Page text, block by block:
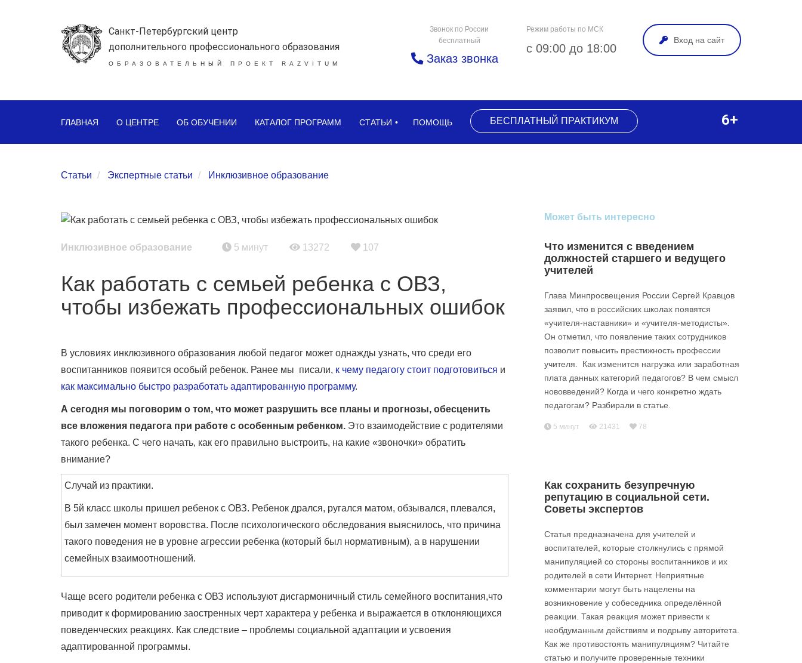
Санкт-Петербургский центр
дополнительного профессионального образования
ОБРАЗОВАТЕЛЬНЫЙ ПРОЕКТ RAZVITUM
Звонок по России
бесплатный
Заказ звонка
Режим работы по МСК
с 09:00 до 18:00
Вход на сайт
ГЛАВНАЯ О ЦЕНТРЕ ОБ ОБУЧЕНИИ КАТАЛОГ ПРОГРАММ СТАТЬИ ПОМОЩЬ БЕСПЛАТНЫЙ ПРАКТИКУМ 6+
Статьи Экспертные статьи Инклюзивное образование
Инклюзивное образование 5 минут 13272 107
Как работать с семьей ребенка с ОВЗ,
чтобы избежать профессиональных ошибок
В условиях инклюзивного образования любой педагог может однажды узнать, что среди его
воспитанников появится особый ребенок. Ранее мы писали, к чему педагогу стоит подготовиться и
как максимально быстро разработать адаптированную программу.
А сегодня мы поговорим о том, что может разрушить все планы и прогнозы, обесценить
все вложения педагога при работе с особенным ребенком. Это взаимодействие с родителями
такого ребенка. С чего начать, как его правильно выстроить, на какие «звоночки» обратить
внимание?
Случай из практики.
В 5й класс школы пришел ребенок с ОВЗ. Ребенок дрался, ругался матом, обзывался, плевался,
был замечен момент воровства. После психологического обследования выяснилось, что причина
такого поведения не в уровне агрессии ребенка (который был нормативным), а в нарушении
семейных взаимоотношений.
Чаще всего родители ребенка с ОВЗ используют дисгармоничный стиль семейного воспитания,что
приводит к формированию заостренных черт характера у ребенка и выражается в отклоняющихся
поведенческих реакциях. Как следствие – проблемы социальной адаптации и усвоения
адаптированной программы.
Может быть интересно
Что изменится с введением
должностей старшего и ведущего
учителей
Глава Минпросвещения России Сергей Кравцов
заявил, что в российских школах появятся
«учителя-наставники» и «учителя-методисты».
Он отметил, что появление таких сотрудников
позволит повысить престижность профессии
учителя. Как изменится нагрузка или заработная
плата данных категорий педагогов? В чем смысл
нововведений? Когда и чего конкретно ждать
педагогам? Разбирали в статье.
5 минут 21431 78
Как сохранить безупречную
репутацию в социальной сети.
Советы экспертов
Статья предназначена для учителей и
воспитателей, которые столкнулись с прямой
манипуляцией со стороны воспитанников и их
родителей в сети Интернет. Неприятные
комментарии могут быть нацелены на
возникновение у собеседника определённой
реакции. Такая реакция может привести к
необдуманным действиям и подрыву авторитета.
Как же противостоять манипуляциям? Читайте
статью и получите проверенные техники